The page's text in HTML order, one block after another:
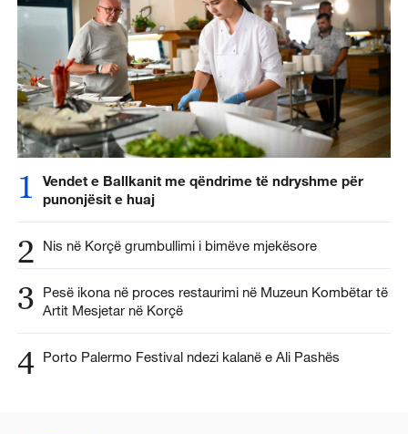
1
Vendet e Ballkanit me qëndrime të ndryshme për
punonjësit e huaj
2 Nis në Korçë grumbullimi i bimëve mjekësore
3
Pesë ikona në proces restaurimi në Muzeun Kombëtar të
Artit Mesjetar në Korçë
4 Porto Palermo Festival ndezi kalanë e Ali Pashës